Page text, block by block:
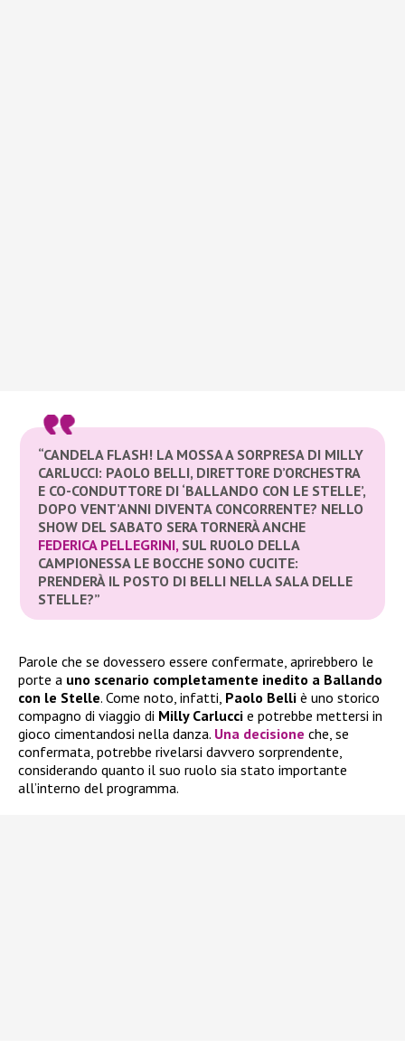
“CANDELA FLASH! LA MOSSA A SORPRESA DI MILLY
CARLUCCI: PAOLO BELLI, DIRETTORE D’ORCHESTRA
E CO-CONDUTTORE DI ‘BALLANDO CON LE STELLE’,
DOPO VENT’ANNI DIVENTA CONCORRENTE? NELLO
SHOW DEL SABATO SERA TORNERÀ ANCHE
FEDERICA PELLEGRINI, SUL RUOLO DELLA
CAMPIONESSA LE BOCCHE SONO CUCITE:
PRENDERÀ IL POSTO DI BELLI NELLA SALA DELLE
STELLE?”
Parole che se dovessero essere confermate, aprirebbero le
porte a uno scenario completamente inedito a Ballando
con le Stelle. Come noto, infatti, Paolo Belli è uno storico
compagno di viaggio di Milly Carlucci e potrebbe mettersi in
gioco cimentandosi nella danza. Una decisione che, se
confermata, potrebbe rivelarsi davvero sorprendente,
considerando quanto il suo ruolo sia stato importante
all’interno del programma.